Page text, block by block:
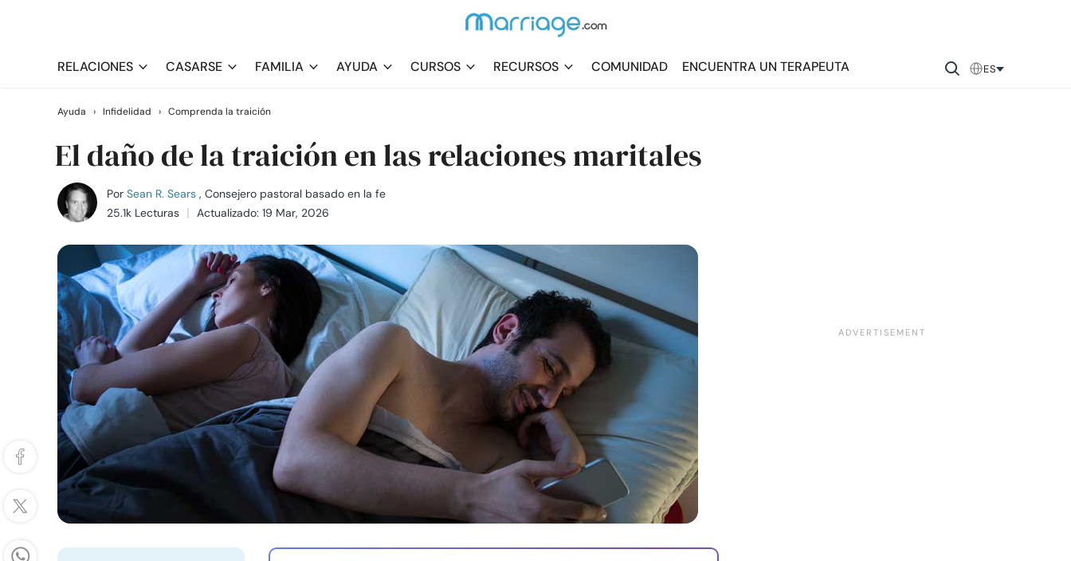
RELACIONES CASARSE FAMILIA AYUDA CURSOS RECURSOS COMUNIDAD ENCUENTRA UN TERAPEUTA ES
Ayuda › Infidelidad › Comprenda la traición
El daño de la traición en las relaciones maritales
Por Sean R. Sears , Consejero pastoral basado en la fe
25.1k Lecturas
Actualizado: 19 Mar, 2026